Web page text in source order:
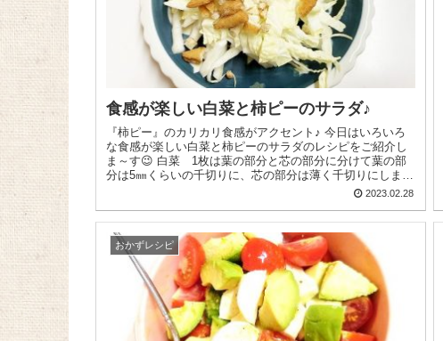
食感が楽しい白菜と柿ピーのサラダ♪
『柿ピー』のカリカリ食感がアクセント♪ 今日はいろいろ
な食感が楽しい白菜と柿ピーのサラダのレシピをご紹介し
ま～す😉 白菜 1枚は葉の部分と芯の部分に分けて葉の部
分は5㎜くらいの千切りに、芯の部分は薄く千切りにしま
2023.02.28
おかずレシピ